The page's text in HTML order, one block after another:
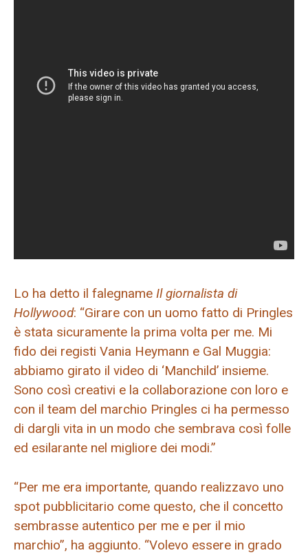
Lo ha detto il falegname Il giornalista di
Hollywood: “Girare con un uomo fatto di Pringles
è stata sicuramente la prima volta per me. Mi
fido dei registi Vania Heymann e Gal Muggia:
abbiamo girato il video di ‘Manchild’ insieme.
Sono così creativi e la collaborazione con loro e
con il team del marchio Pringles ci ha permesso
di dargli vita in un modo che sembrava così folle
ed esilarante nel migliore dei modi.”
“Per me era importante, quando realizzavo uno
spot pubblicitario come questo, che il concetto
sembrasse autentico per me e per il mio
marchio”, ha aggiunto. “Volevo essere in grado